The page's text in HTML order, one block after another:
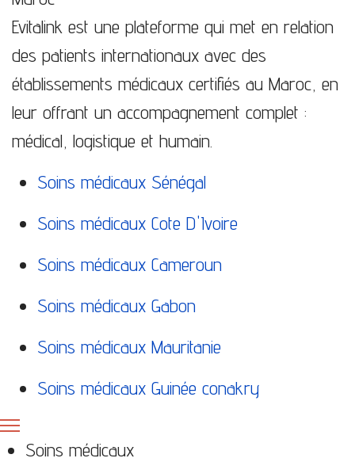
Evitalink est une plateforme qui met en relation
des patients internationaux avec des
établissements médicaux certifiés au Maroc, en
leur offrant un accompagnement complet :
médical, logistique et humain.
Soins médicaux Sénégal
Soins médicaux Cote D'Ivoire
Soins médicaux Cameroun
Soins médicaux Gabon
Soins médicaux Mauritanie
Soins médicaux Guinée conakry
Soins médicaux